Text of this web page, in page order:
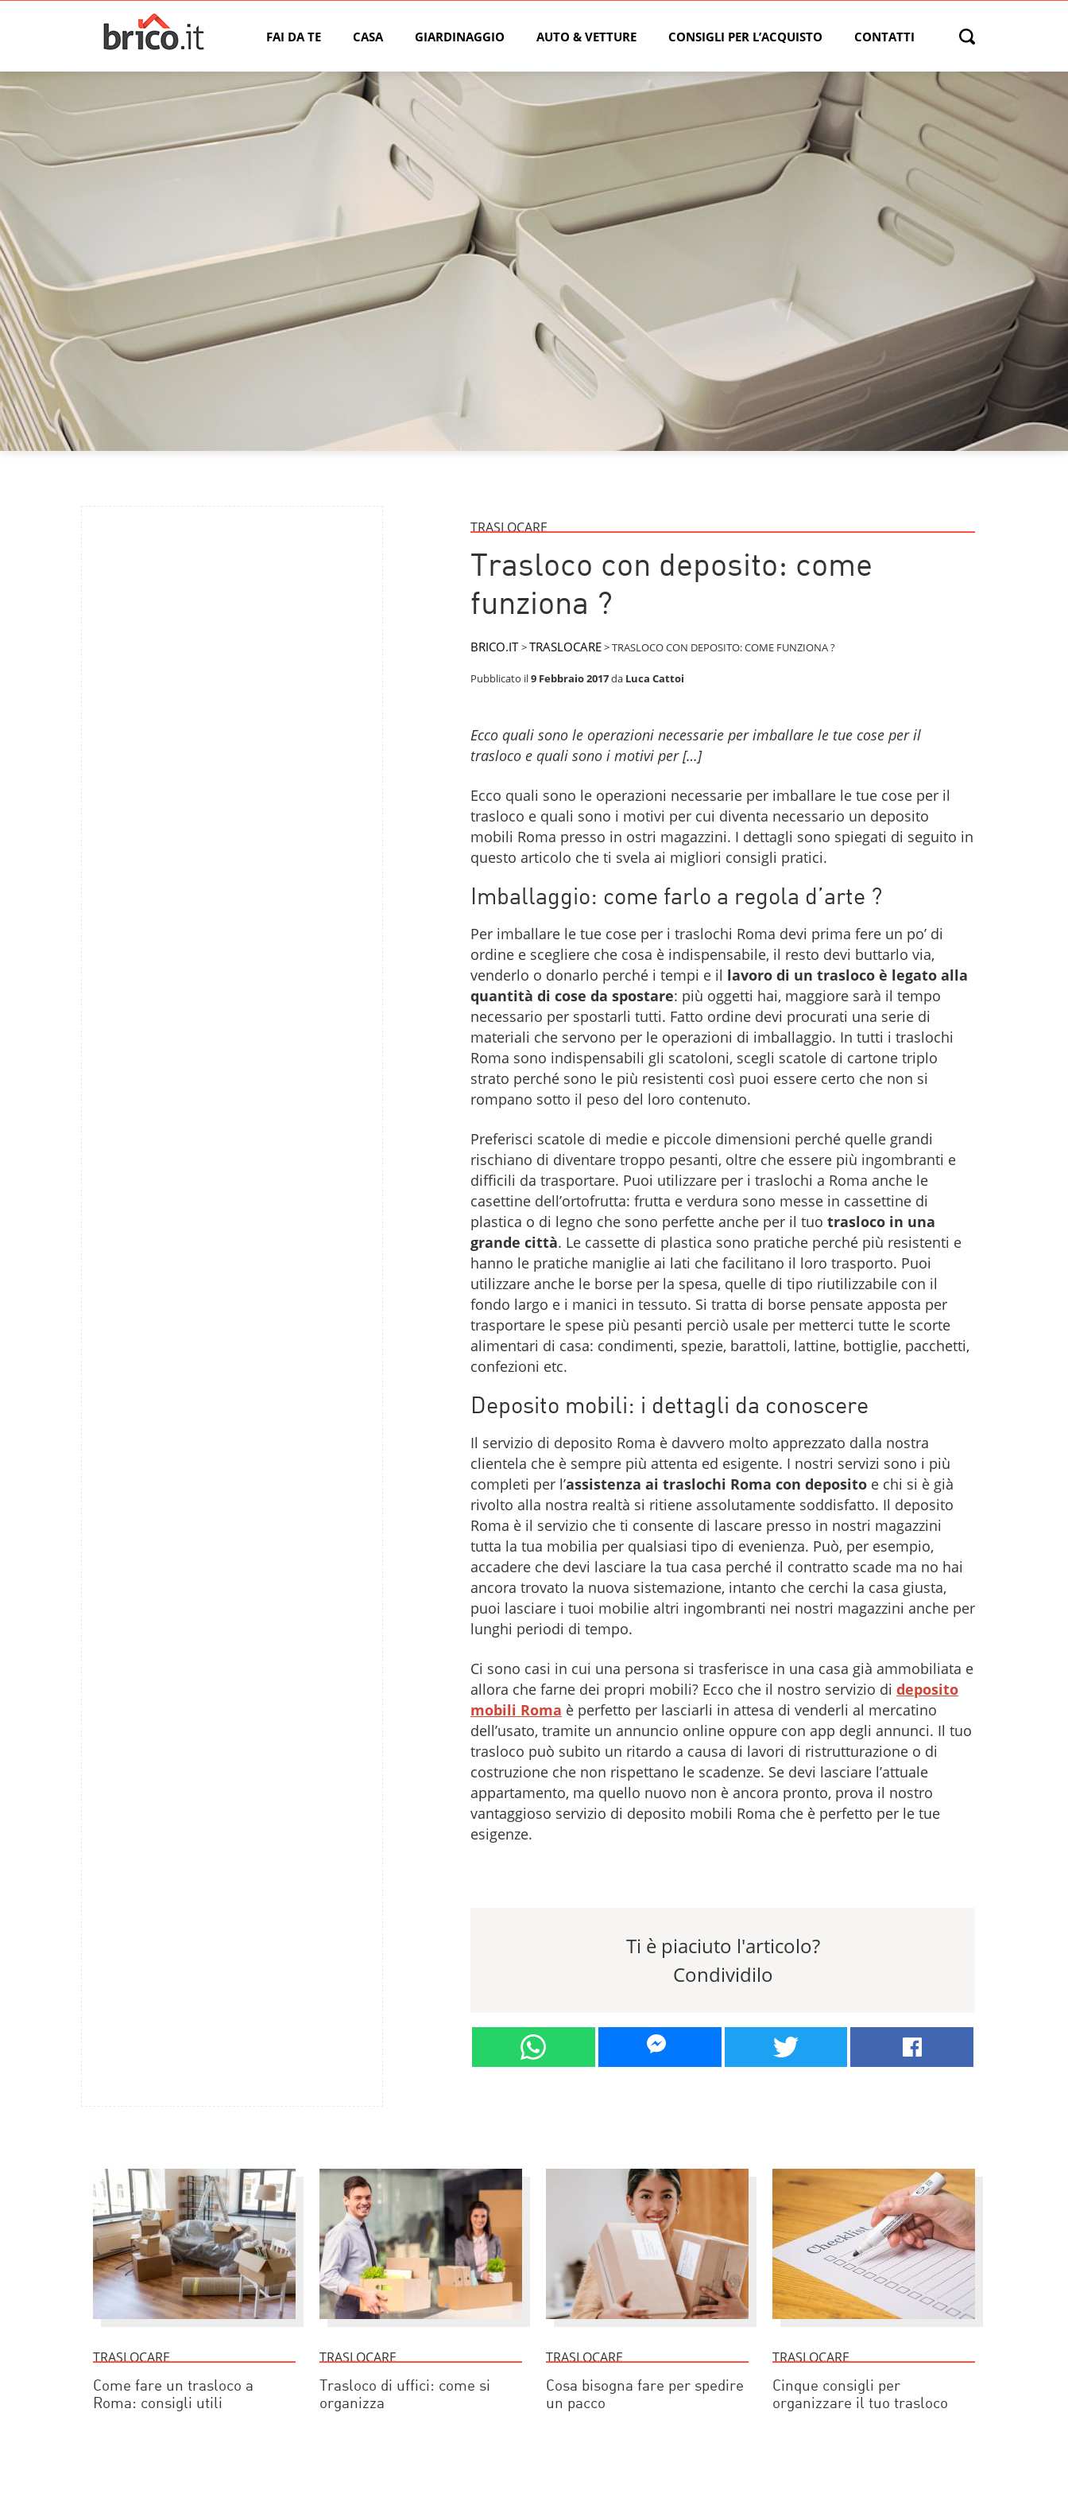
FAI DA TE CASA GIARDINAGGIO AUTO & VETTURE CONSIGLI PER L’ACQUISTO CONTATTI Open search
TRASLOCARE
Trasloco con deposito: come
funziona ?
BRICO.IT >TRASLOCARE>TRASLOCO CON DEPOSITO: COME FUNZIONA ?
Pubblicato il9 Febbraio 2017da Luca Cattoi
Ecco quali sono le operazioni necessarie per imballare le tue cose per il
trasloco e quali sono i motivi per […]
Ecco quali sono le operazioni necessarie per imballare le tue cose per il
trasloco e quali sono i motivi per cui diventa necessario un deposito
mobili Roma presso in ostri magazzini. I dettagli sono spiegati di seguito in
questo articolo che ti svela ai migliori consigli pratici.
Imballaggio: come farlo a regola d’arte ?
Per imballare le tue cose per i traslochi Roma devi prima fere un po’ di
ordine e scegliere che cosa è indispensabile, il resto devi buttarlo via,
venderlo o donarlo perché i tempi e il lavoro di un trasloco è legato alla
quantità di cose da spostare: più oggetti hai, maggiore sarà il tempo
necessario per spostarli tutti. Fatto ordine devi procurati una serie di
materiali che servono per le operazioni di imballaggio. In tutti i traslochi
Roma sono indispensabili gli scatoloni, scegli scatole di cartone triplo
strato perché sono le più resistenti così puoi essere certo che non si
rompano sotto il peso del loro contenuto.
Preferisci scatole di medie e piccole dimensioni perché quelle grandi
rischiano di diventare troppo pesanti, oltre che essere più ingombranti e
difficili da trasportare. Puoi utilizzare per i traslochi a Roma anche le
casettine dell’ortofrutta: frutta e verdura sono messe in cassettine di
plastica o di legno che sono perfette anche per il tuo trasloco in una
grande città. Le cassette di plastica sono pratiche perché più resistenti e
hanno le pratiche maniglie ai lati che facilitano il loro trasporto. Puoi
utilizzare anche le borse per la spesa, quelle di tipo riutilizzabile con il
fondo largo e i manici in tessuto. Si tratta di borse pensate apposta per
trasportare le spese più pesanti perciò usale per metterci tutte le scorte
alimentari di casa: condimenti, spezie, barattoli, lattine, bottiglie, pacchetti,
confezioni etc.
Deposito mobili: i dettagli da conoscere
Il servizio di deposito Roma è davvero molto apprezzato dalla nostra
clientela che è sempre più attenta ed esigente. I nostri servizi sono i più
completi per l’assistenza ai traslochi Roma con deposito e chi si è già
rivolto alla nostra realtà si ritiene assolutamente soddisfatto. Il deposito
Roma è il servizio che ti consente di lascare presso in nostri magazzini
tutta la tua mobilia per qualsiasi tipo di evenienza. Può, per esempio,
accadere che devi lasciare la tua casa perché il contratto scade ma no hai
ancora trovato la nuova sistemazione, intanto che cerchi la casa giusta,
puoi lasciare i tuoi mobilie altri ingombranti nei nostri magazzini anche per
lunghi periodi di tempo.
Ci sono casi in cui una persona si trasferisce in una casa già ammobiliata e
allora che farne dei propri mobili? Ecco che il nostro servizio di deposito
mobili Roma è perfetto per lasciarli in attesa di venderli al mercatino
dell’usato, tramite un annuncio online oppure con app degli annunci. Il tuo
trasloco può subito un ritardo a causa di lavori di ristrutturazione o di
costruzione che non rispettano le scadenze. Se devi lasciare l’attuale
appartamento, ma quello nuovo non è ancora pronto, prova il nostro
vantaggioso servizio di deposito mobili Roma che è perfetto per le tue
esigenze.
Ti è piaciuto l'articolo?
Condividilo
TRASLOCARE
Come fare un trasloco a
Roma: consigli utili
TRASLOCARE
Trasloco di uffici: come si
organizza
TRASLOCARE
Cosa bisogna fare per spedire
un pacco
TRASLOCARE
Cinque consigli per
organizzare il tuo trasloco